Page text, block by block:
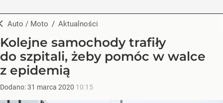
Auto / Moto / Aktualności
Kolejne samochody trafiły
do szpitali, żeby pomóc w walce
z epidemią
Dodano:31 marca 2020 10:15